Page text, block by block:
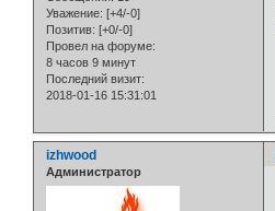
Уважение: [+4/-0]
Позитив: [+0/-0]
Провел на форуме:
8 часов 9 минут
Последний визит:
2018-01-16 15:31:01
izhwood
Администратор